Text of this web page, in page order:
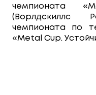
чемпионата
(Ворлдскиллс
чемпионата по
«Metal Cup.